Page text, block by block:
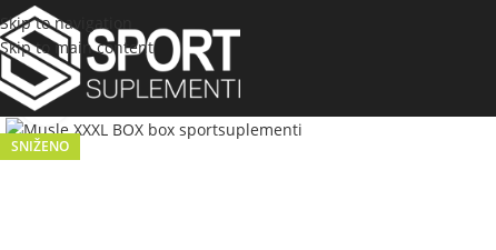
Skip to navigation
Skip to main content
SNIŽENO
Click to enlarge